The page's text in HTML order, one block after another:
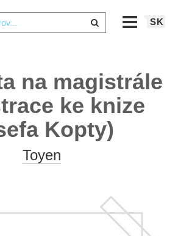
SK
na magistrále
ke knize
Kopty)
Toyen